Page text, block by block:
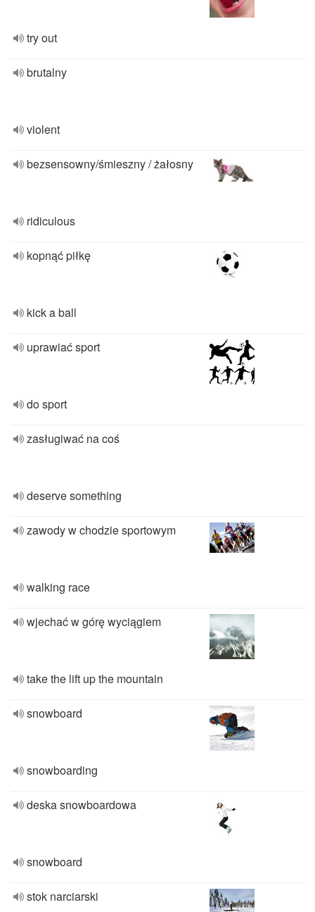
try out
brutalny
violent
bezsensowny/śmieszny / żałosny
ridiculous
kopnąć piłkę
kick a ball
uprawiać sport
do sport
zasługiwać na coś
deserve something
zawody w chodzie sportowym
walking race
wjechać w górę wyciągiem
take the lift up the mountain
snowboard
snowboarding
deska snowboardowa
snowboard
stok narciarski